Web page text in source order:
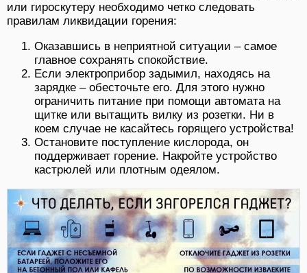
или гироскутеру необходимо четко следовать
правилам ликвидации горения:
Оказавшись в неприятной ситуации – самое
главное сохранять спокойствие.
Если электроприбор задымил, находясь на
зарядке – обесточьте его. Для этого нужно
ограничить питание при помощи автомата на
щитке или вытащить вилку из розетки. Ни в
коем случае не касайтесь горящего устройства!
Остановите поступление кислорода, он
поддерживает горение. Накройте устройство
кастрюлей или плотным одеялом.